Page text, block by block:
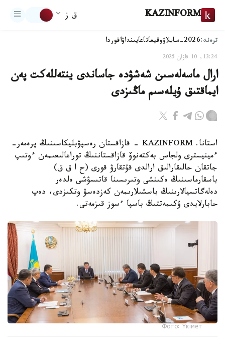
KAZINFORM ق ز
ترەند:2026-سايلاۋ وقيعاتاعايىنداۋاقوردا
13:24, 10 قازان 2025
ارال ماسەلەسىن شەشۋدە جاساندى ينتەللەكت پەن
ايماقتىق ۇيلەسىم ماڭىزدى
استانا. KAZINFORM - قازاقستان رەسپۋبليكاسىنىڭ پرەمەر-
ءمينيسترى ولجاس بەكتەنوۆ قازاقستاننىڭ توراعالىعىمەن ءوتىپ
جاتقان حالىقارالىق ارالدى قۇتقارۋ قورى (ح ا ق ق)
باسقارماسىنىڭ ەكىنشى وتىرىسىنا قاتىسۋشى ەلدەر
دەلەگاتسيالارىنىڭ باسشىلارىمەن كەزدەسۋ وتكىزدى، دەپ
حابارلايدى ۇكىمەتتىڭ باسپا ءسوز قىزمەتى.
Фото: Үкімет